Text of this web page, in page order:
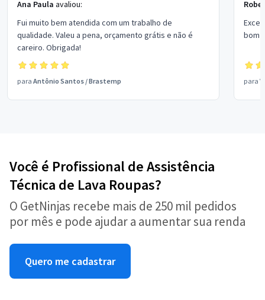
Ana Paula avaliou:
Fui muito bem atendida com um trabalho de
qualidade. Valeu a pena, orçamento grátis e não é
careiro. Obrigada!
para Antônio Santos /Brastemp
bom
para
Você é Profissional de Assistência
Técnica de Lava Roupas?
O GetNinjas recebe mais de 250 mil pedidos
por mês e pode ajudar a aumentar sua renda
Quero me cadastrar